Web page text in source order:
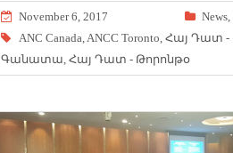
November 6, 2017 News,
ANC Canada,ANCC Toronto, Հայ Դատ -
Գանատա, Հայ Դատ - Թորոնթօ